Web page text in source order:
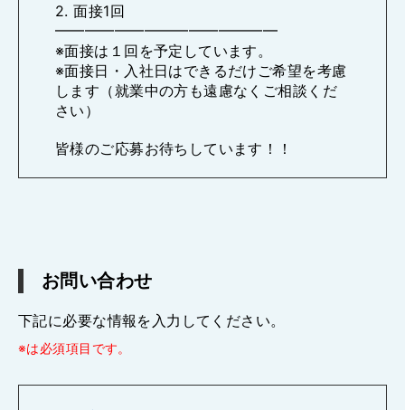
2. 面接1回
━━━━━━━━━━━━━━━
※面接は１回を予定しています。
※面接日・入社日はできるだけご希望を考慮
します（就業中の方も遠慮なくご相談くだ
さい）
皆様のご応募お待ちしています！！
お問い合わせ
下記に必要な情報を入力してください。
※は必須項目です。